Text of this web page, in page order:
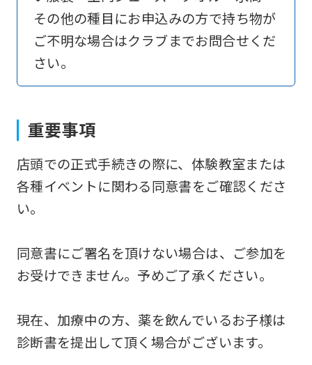
その他の種目にお申込みの方で持ち物が
ご不明な場合はクラブまでお問合せくだ
さい。
重要事項
店頭での正式手続きの際に、体験教室または
各種イベントに関わる同意書をご確認くださ
い。
同意書にご署名を頂けない場合は、ご参加を
お受けできません。予めご了承ください。
現在、加療中の方、薬を飲んでいるお子様は
診断書を提出して頂く場合がございます。
if
you
an
service,
the
Japanese
of
this
website
will
be
translated